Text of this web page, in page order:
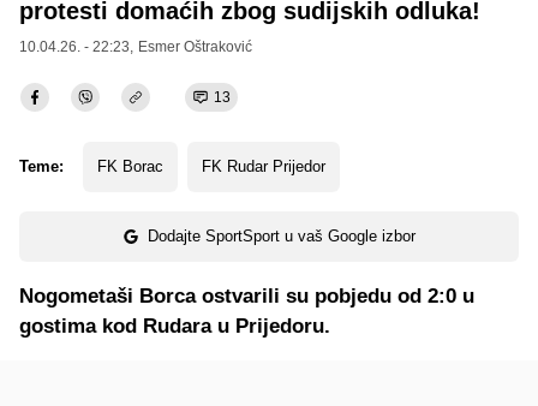
protesti domaćih zbog sudijskih odluka!
10.04.26. - 22:23, Esmer Oštraković
13
Teme: FK Borac FK Rudar Prijedor
Dodajte SportSport u vaš Google izbor
Nogometaši Borca ostvarili su pobjedu od 2:0 u
gostima kod Rudara u Prijedoru.